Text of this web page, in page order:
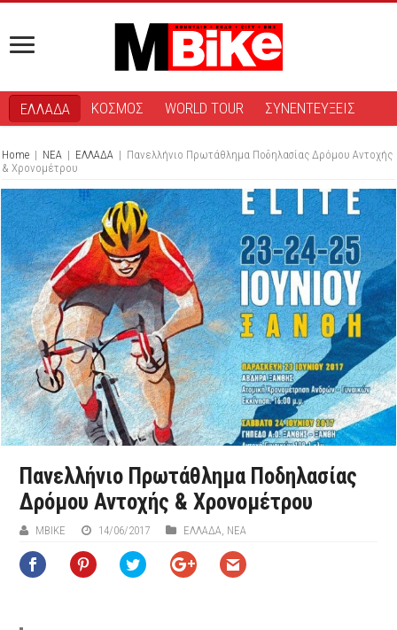
ΕΛΛΑΔΑ ΚΟΣΜΟΣ WORLD TOUR ΣΥΝΕΝΤΕΥΞΕΙΣ
Home | ΝΕΑ | ΕΛΛΑΔΑ | Πανελλήνιο Πρωτάθλημα Ποδηλασίας Δρόμου Αντοχής
& Χρονομέτρου
Πανελλήνιο Πρωτάθλημα Ποδηλασίας
Δρόμου Αντοχής & Χρονομέτρου
ΜΒIKE 14/06/2017 ΕΛΛΑΔΑ, ΝΕΑ